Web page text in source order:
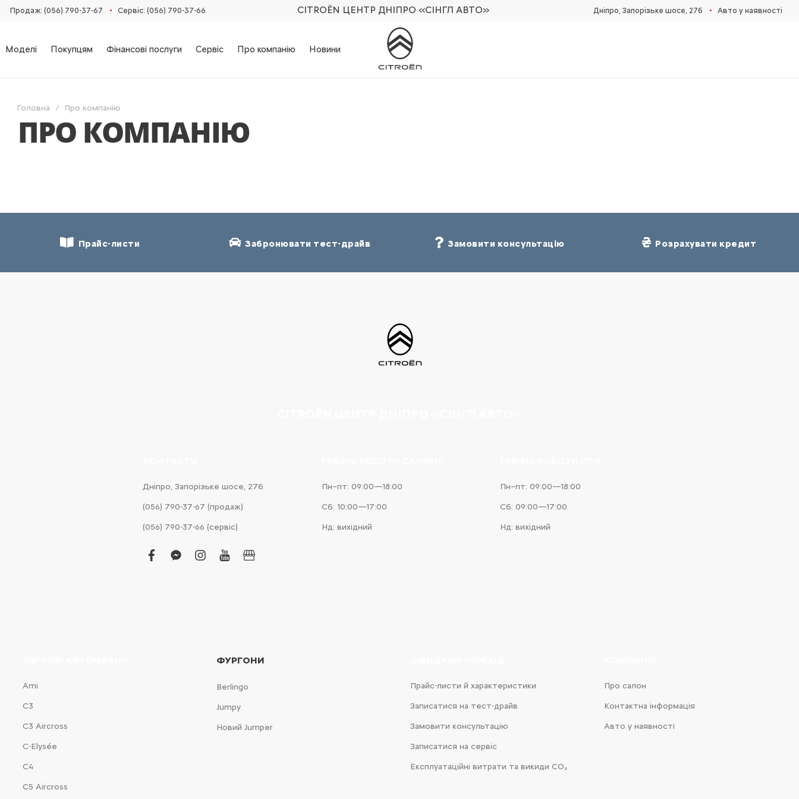
Продаж: (056) 790-37-67 • Сервіс: (056) 790-37-66 CITROËN ЦЕНТР ДНІПРО «СІНГЛ АВТО» Дніпро, Запорізьке шосе, 27б • Авто у наявності
Моделі Покупцям Фінансові послуги Сервіс Про компанію Новини
Головна Про компанію
ПРО КОМПАНІЮ
Прайс-листи Забронювати тест-драйв Замовити консультацію Розрахувати кредит
Дніпро, Запорізьке шосе, 27б
(056) 790-37-67 (продаж)
(056) 790-37-66 (сервіс)
facebook
facebook-
instagram
youtubebusiness
Пн–пт: 09:00—18:00
Сб: 10:00—17:00
Нд: вихідний
Пн–пт: 09:00—18:00
Сб: 09:00—17:00
Нд: вихідний
Ami
С3
С3 Aircross
C-Elysée
С4
С5 Aircross
ФУРГОНИ
Berlingo
Jumpy
Новий Jumper
Прайс-листи й характеристики
Записатися на тест-драйв
Замовити консультацію
Записатися на сервіс
Експлуатаційні витрати та викиди CO₂
Про салон
Контактна інформація
Авто у наявності